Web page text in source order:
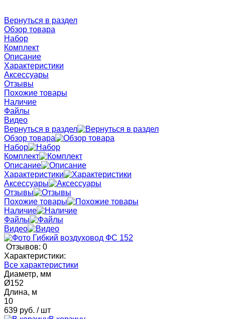
Вернуться в раздел
Обзор товара
Набор
Комплект
Описание
Характеристики
Аксессуары
Отзывы
Похожие товары
Наличие
Файлы
Видео
Вернуться в раздел
Обзор товара
Набор
Комплект
Описание
Характеристики
Аксессуары
Отзывы
Похожие товары
Наличие
Файлы
Видео
Отзывов: 0
Характеристики:
Все характеристики
Диаметр, мм
Ø152
Длина, м
10
639 руб. / шт